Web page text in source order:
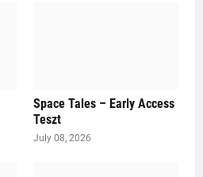
Space Tales – Early Access
Teszt
July 08, 2026